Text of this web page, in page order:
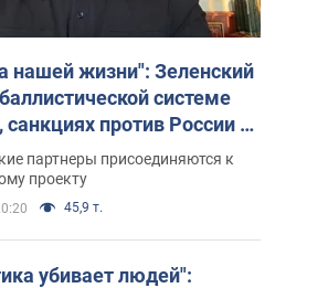
нашей жизни": Зеленский
системе
санкциях против России и
аграриев. Видео
партнеры присоединяются к
проекту
45,9 т.
убивает людей":